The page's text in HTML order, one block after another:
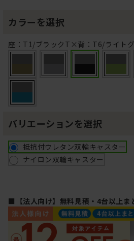
カラーを選択
座：T1/ブラックT×背：T6/ライト
バリエーションを選択
抵抗付ウレタン双輪キャスター
ナイロン双輪キャスター
■【法人向け】無料見積・4台以上ま